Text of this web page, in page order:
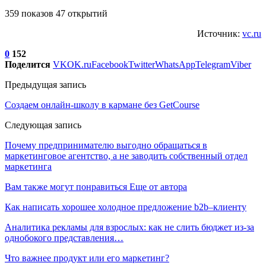
359 показов 47 открытий
Источник: vc.ru
0 152
Поделится VKOK.ruFacebookTwitterWhatsAppTelegramViber
Предыдущая запись
Создаем онлайн-школу в кармане без GetCourse
Следующая запись
Почему предпринимателю выгодно обращаться в
маркетинговое агентство, а не заводить собственный отдел
маркетинга
Вам также могут понравиться Еще от автора
Как написать хорошее холодное предложение b2b–клиенту
Аналитика рекламы для взрослых: как не слить бюджет из-за
однобокого представления…
Что важнее продукт или его маркетинг?